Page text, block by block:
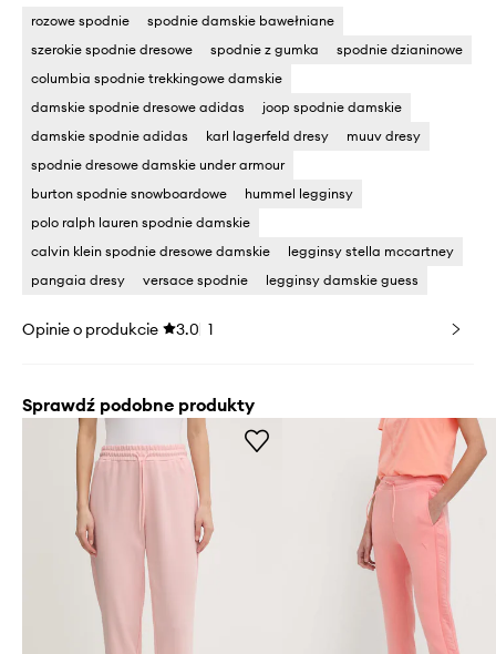
rozowe spodnie
spodnie damskie bawełniane
szerokie spodnie dresowe
spodnie z gumka
spodnie dzianinowe
columbia spodnie trekkingowe damskie
damskie spodnie dresowe adidas
joop spodnie damskie
damskie spodnie adidas
karl lagerfeld dresy
muuv dresy
spodnie dresowe damskie under armour
burton spodnie snowboardowe
hummel legginsy
polo ralph lauren spodnie damskie
calvin klein spodnie dresowe damskie
legginsy stella mccartney
pangaia dresy
versace spodnie legginsy damskie guess
Opinie o produkcie 3.0 1
Sprawdź podobne produkty